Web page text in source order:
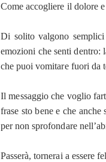
Come accogliere il dolore
Di solito valgono
emozioni che senti dentro:
che puoi vomitare fuori da
Il messaggio che voglio
frase sto bene e che
per non sprofondare
Passerà, tornerai a essere